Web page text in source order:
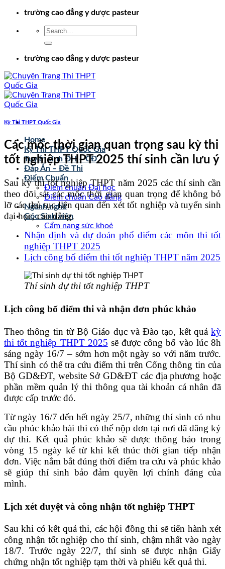
Chuyểntrường cao đẳng y dược pasteur
trường cao đẳng y dược pasteur
Home
Kỳ Thi THPT Quốc Gia
Tuyển sinh ĐH – CĐ
Đáp Án – Đề Thi
Điểm Chuẩn
Điểm chuẩn Đại học
Điểm chuẩn Cao đẳng
Ngành nghề
Góc Sinh viên
Cẩm nang sức khoẻ
Kỳ Thi THPT Quốc Gia
Các mốc thời gian quan trọng sau kỳ thi
tốt nghiệp THPT 2025 thí sinh cần lưu ý
Sau kỳ thi tốt nghiệp THPT năm 2025 các thí sinh cần
theo dõi sát các mốc thời gian quan trọng để không bỏ
lỡ các thủ tục liên quan đến xét tốt nghiệp và tuyển sinh
đại học, cao đẳng.
Nhận định và dự đoán phổ điểm các môn thi tốt
nghiệp THPT 2025
Lịch công bố điểm thi tốt nghiệp THPT năm 2025
Thí sinh dự thi tốt nghiệp THPT
Lịch công bố điểm thi và nhận đơn phúc khảo
Theo thông tin từ Bộ Giáo dục và Đào tạo, kết quả kỳ
thi tốt nghiệp THPT 2025 sẽ được công bố vào lúc 8h
sáng ngày 16/7 – sớm hơn một ngày so với năm trước.
Thí sinh có thể tra cứu điểm thi trên Cổng thông tin của
Bộ GD&ĐT, website Sở GD&ĐT các địa phương hoặc
phần mềm quản lý thi thông qua tài khoản cá nhân đã
được cấp trước đó.
Từ ngày 16/7 đến hết ngày 25/7, những thí sinh có nhu
cầu phúc khảo bài thi có thể nộp đơn tại nơi đã đăng ký
dự thi. Kết quả phúc khảo sẽ được thông báo trong
vòng 15 ngày kể từ khi kết thúc thời gian tiếp nhận
đơn. Việc nắm bắt đúng thời điểm tra cứu và phúc khảo
sẽ giúp thí sinh bảo đảm quyền lợi chính đáng của
mình.
Lịch xét duyệt và công nhận tốt nghiệp THPT
Sau khi có kết quả thi, các hội đồng thi sẽ tiến hành xét
công nhận tốt nghiệp cho thí sinh, chậm nhất vào ngày
18/7. Trước ngày 22/7, thí sinh sẽ được nhận Giấy
chứng nhận tốt nghiệp tạm thời và phiếu kết quả thi.